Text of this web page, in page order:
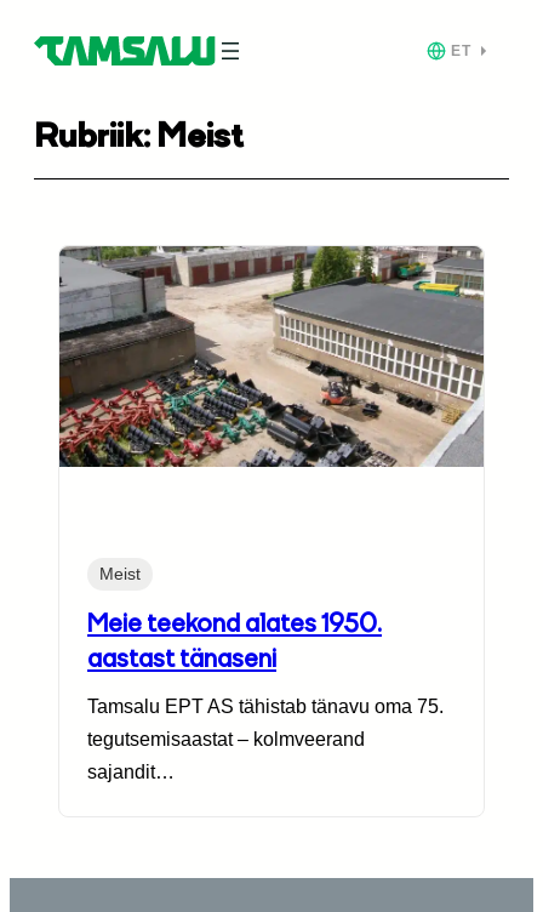
ET
Rubriik: Meist
Meist
Meie teekond alates 1950.
aastast tänaseni
Tamsalu EPT AS tähistab tänavu oma 75.
tegutsemisaastat – kolmveerand
sajandit…